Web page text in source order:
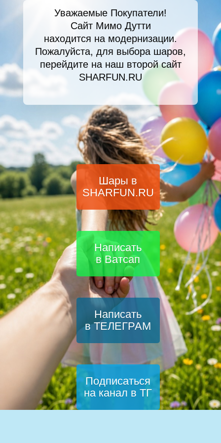
Уважаемые Покупатели!
Сайт Мимо Дутти
находится на модернизации.
Пожалуйста, для выбора шаров,
перейдите на наш второй сайт
SHARFUN.RU
Шары в
SHARFUN.RU
Написать
в Ватсап
Написать
в ТЕЛЕГРАМ
Подписаться
на канал в ТГ